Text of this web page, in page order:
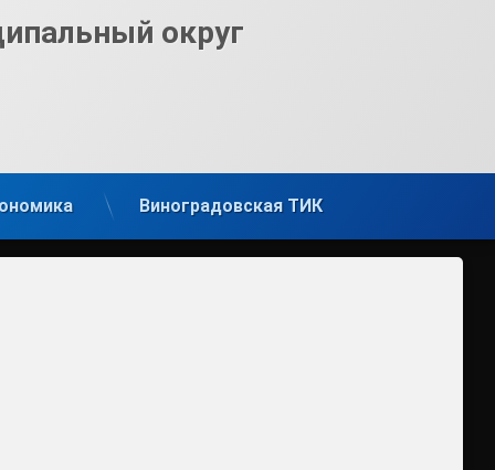
округ
Виноградовская ТИК